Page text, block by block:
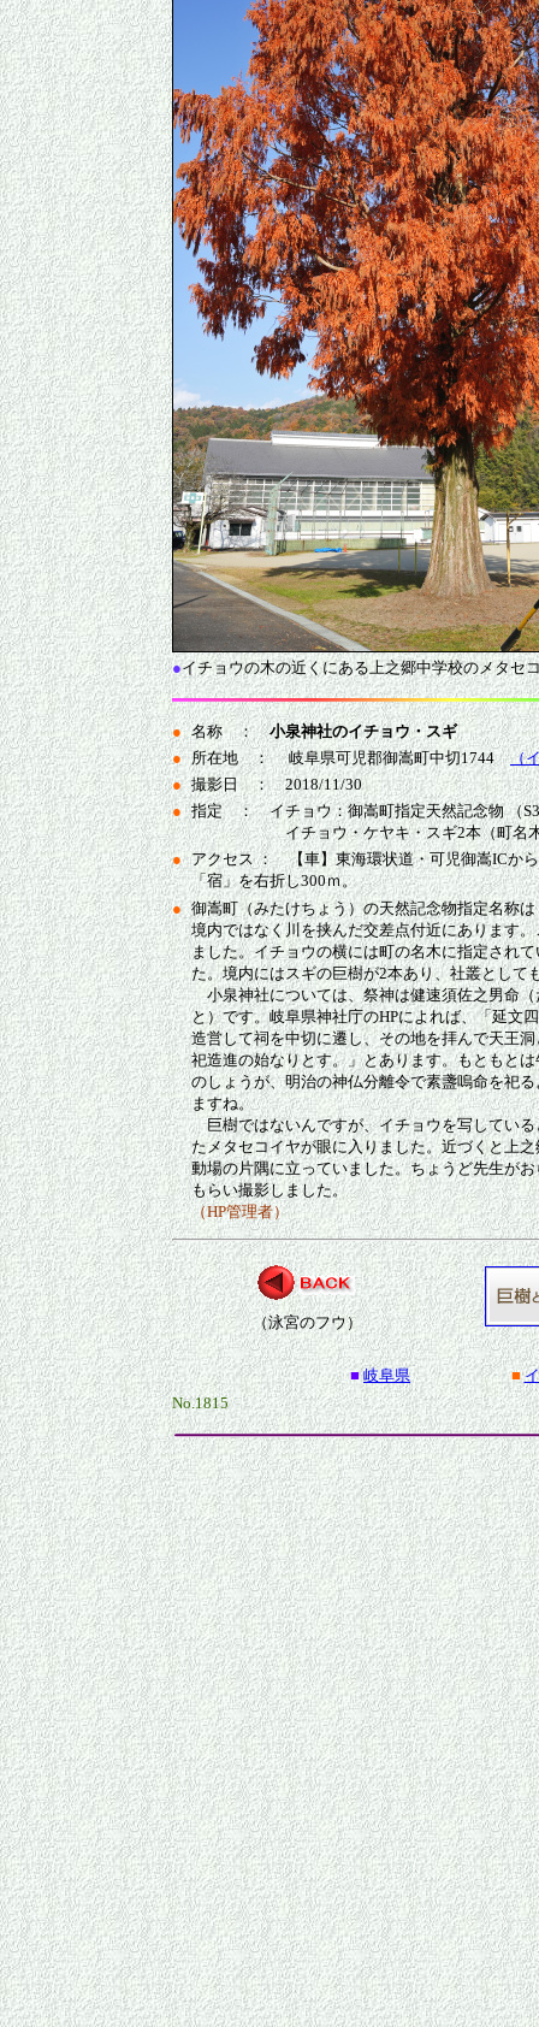
●イチョウの木の近くにある上之郷中学校のメタセ
● 名称 ：小泉神社のイチョウ・スギ
● 所在地 ： 岐阜県可児郡御嵩町中切1744（
● 撮影日 ： 2018/11/30
● 指定 ： イチョウ：御嵩町指定天然記念物 （
イチョウ・ケヤキ・スギ2本（町名
● アクセス ： 【車】東海環状道・可児御嵩ICか
「宿」を右折し300ｍ。
● 御嵩町（みたけちょう）の天然記念物指定名称
境内ではなく川を挟んだ交差点付近にあります
ました。イチョウの横には町の名木に指定され
た。境内にはスギの巨樹が2本あり、社叢として
小泉神社については、祭神は健速須佐之男命（
と）です。岐阜県神社庁のHPによれば、「延文
造営して祠を中切に遷し、その地を拝んで天王
祀造進の始なりとす。」とあります。もともと
のしょうが、明治の神仏分離令で素盞嗚命を祀
ますね。
巨樹ではないんですが、イチョウを写している
たメタセコイヤが眼に入りました。近づくと上
動場の片隅に立っていました。ちょうど先生が
もらい撮影しました。
（HP管理者）
（泳宮のフウ）
■ 岐阜県 ■
No.1815